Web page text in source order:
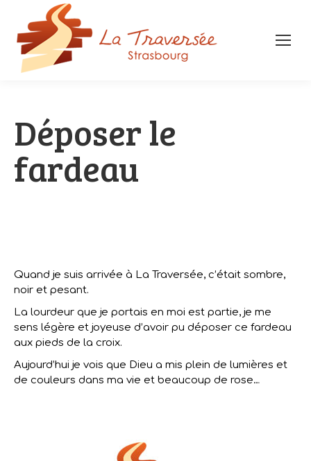
Déposer le
fardeau
Quand je suis arrivée à La Traversée, c’était sombre,
noir et pesant.
La lourdeur que je portais en moi est partie, je me
sens légère et joyeuse d’avoir pu déposer ce fardeau
aux pieds de la croix.
Aujourd’hui je vois que Dieu a mis plein de lumières et
de couleurs dans ma vie et beaucoup de rose…